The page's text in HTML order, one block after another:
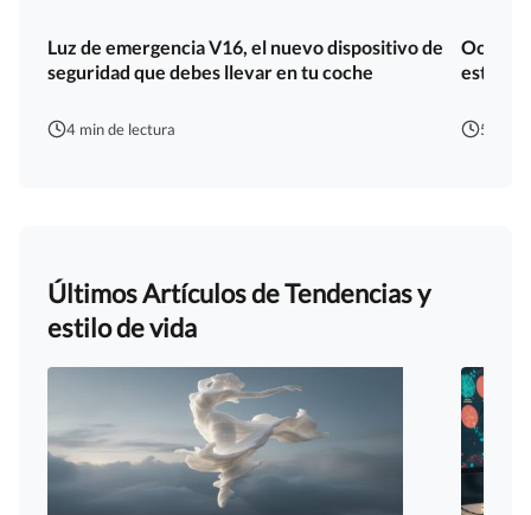
Luz de emergencia V16, el nuevo dispositivo de
seguridad que debes llevar en tu coche
4 min de lectura
esta
5 min
Últimos Artículos de Tendencias y
estilo de vida